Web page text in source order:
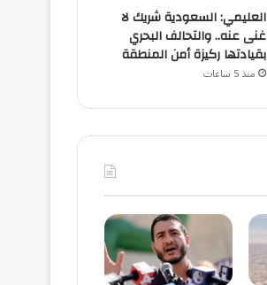
العليمي: السعودية شريك لا
غنى عنه.. والتحالف البحري
بقيادتها ركيزة أمن المنطقة
منذ 5 ساعات